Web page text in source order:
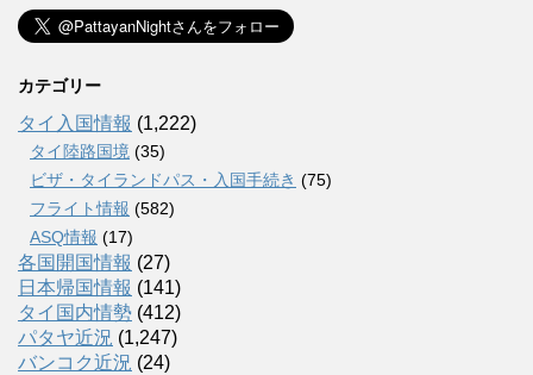
カテゴリー
タイ入国情報 (1,222)
タイ陸路国境 (35)
ビザ・タイランドパス・入国手続き (75)
フライト情報 (582)
ASQ情報 (17)
各国開国情報 (27)
日本帰国情報 (141)
タイ国内情勢 (412)
パタヤ近況 (1,247)
バンコク近況 (24)